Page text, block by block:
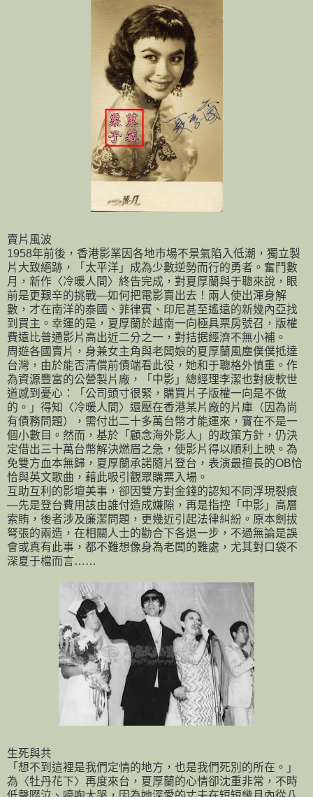
賣片風波
1958年前後，香港影業因各地市場不景氣陷入低潮，獨立製
片大致絕跡，「太平洋」成為少數逆勢而行的勇者。奮鬥數
月，新作〈冷暖人間〉終告完成，對夏厚蘭與于聰來說，眼
前是更艱辛的挑戰—如何把電影賣出去！兩人使出渾身解
數，才在南洋的泰國、菲律賓、印尼甚至遙遠的新幾內亞找
到買主。幸運的是，夏厚蘭於越南一向極具票房號召，版權
費遠比普通影片高出近二分之一，對拮据經濟不無小補。
周遊各國賣片，身兼女主角與老闆娘的夏厚蘭風塵僕僕抵達
台灣，由於能否清償前債端看此役，她和于聰格外慎重。作
為資源豐富的公營製片廠，「中影」總經理李潔也對疲軟世
道感到憂心：「公司頭寸很緊，購買片子版權一向是不做
的。」得知〈冷暖人間〉還壓在香港某片廠的片庫（因為尚
有債務問題），需付出二十多萬台幣才能運來，實在不是一
個小數目。然而，基於「顧念海外影人」的政策方針，仍決
定借出三十萬台幣解決燃眉之急，使影片得以順利上映。為
免雙方血本無歸，夏厚蘭承諾隨片登台，表演最擅長的OB恰
恰與英文歌曲，藉此吸引觀眾購票入場。
互助互利的影壇美事，卻因雙方對金錢的認知不同浮現裂痕
—先是登台費用該由誰付造成嫌隙，再是指控「中影」高層
索賄，後者涉及廉潔問題，更幾近引起法律糾紛。原本劍拔
弩張的兩造，在相關人士的勸合下各退一步，不過無論是誤
會或真有此事，都不難想像身為老闆的難處，尤其對口袋不
深夏于檔而言……
生死與共
「想不到這裡是我們定情的地方，也是我們死別的所在。」
為〈牡丹花下〉再度來台，夏厚蘭的心情卻沈重非常，不時